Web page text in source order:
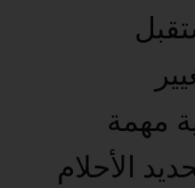
مهمة
الأحلام